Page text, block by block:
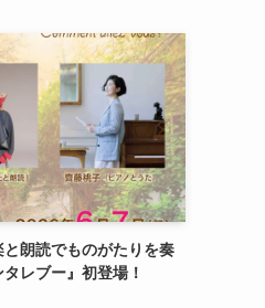
と朗読でものがたりを奏
レブー』初登場！